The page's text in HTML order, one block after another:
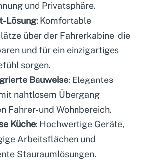
und Privatsphäre.
Lösung: Komfortable
über der Fahrerkabine, die
und für ein einzigartiges
sorgen.
Bauweise: Elegantes
nahtlosem Übergang
Fahrer- und Wohnbereich.
Küche: Hochwertige Geräte,
Arbeitsflächen und
Stauraumlösungen.